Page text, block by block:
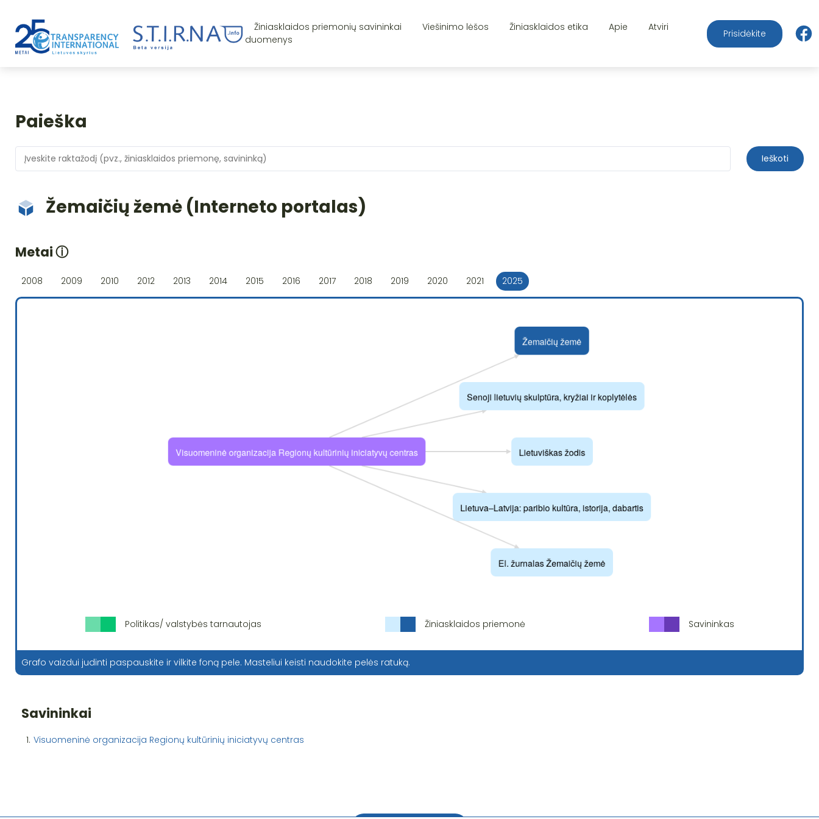
Žiniasklaidos priemonių savininkai Viešinimo lėšos Žiniasklaidos etika Apie
Atviri
duomenys
Prisidėkite
Paieška
Ieškoti
Žemaičių žemė (Interneto portalas)
Metaiⓘ
2008 2009 2010 2012 2013 2014 2015 2016 2017 2018 2019 2020 2021 2025
Politikas/ valstybės tarnautojas Žiniasklaidos priemonė Savininkas
Grafo vaizdui judinti paspauskite ir vilkite foną pele. Masteliui keisti naudokite pelės ratuką.
Savininkai
1. Visuomeninė organizacija Regionų kultūrinių iniciatyvų centras